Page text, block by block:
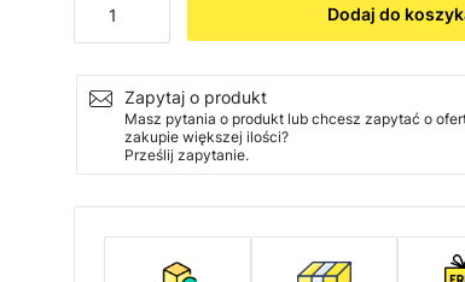
Dodaj do
Zapytaj o produkt
Masz pytania o produkt lub chcesz zapytać o
zakupie większej ilości?
Prześlij zapytanie.